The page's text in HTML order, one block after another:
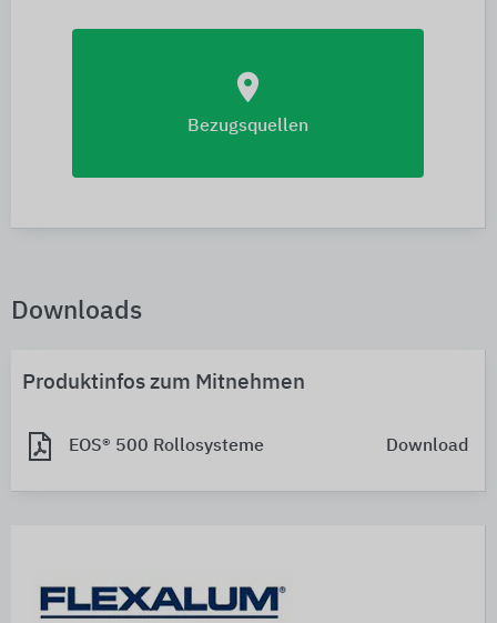
location_on
Bezugsquellen
Downloads
Produktinfos zum Mitnehmen
EOS® 500 Rollosysteme Download